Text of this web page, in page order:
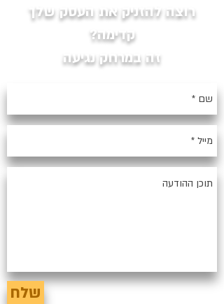
רוצה להזניק את העסק שלך
קדימה?
זה במרחק נגיעה
שלח